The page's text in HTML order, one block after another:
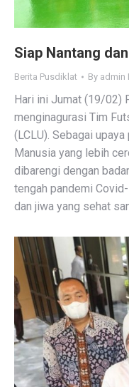
Siap Nantang
Berita Pusdiklat By admin
Hari ini Jumat (19/02)
menginagurasi Tim
(LCLU). Sebagai
Manusia yang lebih
dibarengi dengan
tengah pandemi
dan jiwa yang sehat